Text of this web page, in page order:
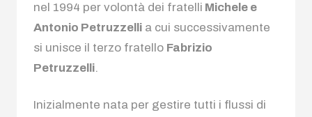
nel 1994 per volontà dei fratelli Michele e
Antonio Petruzzelli a cui successivamente
si unisce il terzo fratello Fabrizio
Petruzzelli.
Inizialmente nata per gestire tutti i flussi di